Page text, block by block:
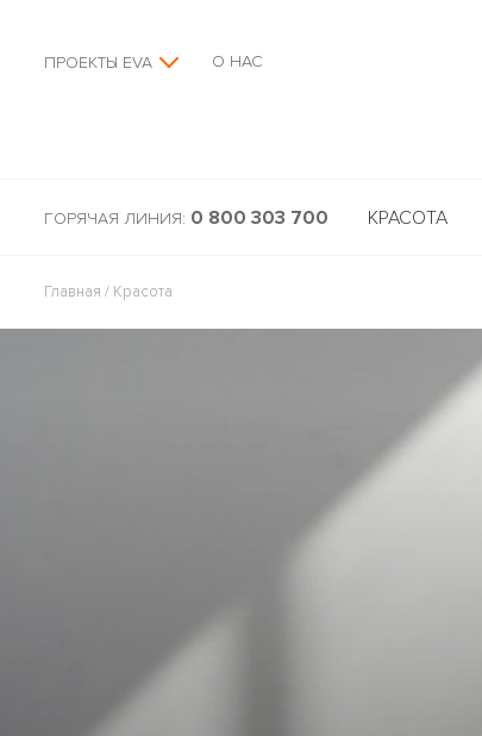
ПРОЕКТЫ EVA О НАС
ГОРЯЧАЯ ЛИНИЯ: 0 800 303 700 КРАСОТА
Главная / Красота